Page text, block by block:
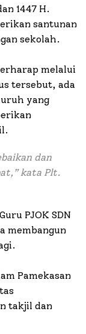
1447 H.
santunan
sekolah.
melalui
tersebut, ada
yang
dan
,” kata Plt.
PJOK SDN
membangun
Pamekasan
takjil dan